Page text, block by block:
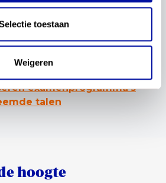
toestaan
Weigeren
publicaties
examenprogramma’s
talen
hoogte